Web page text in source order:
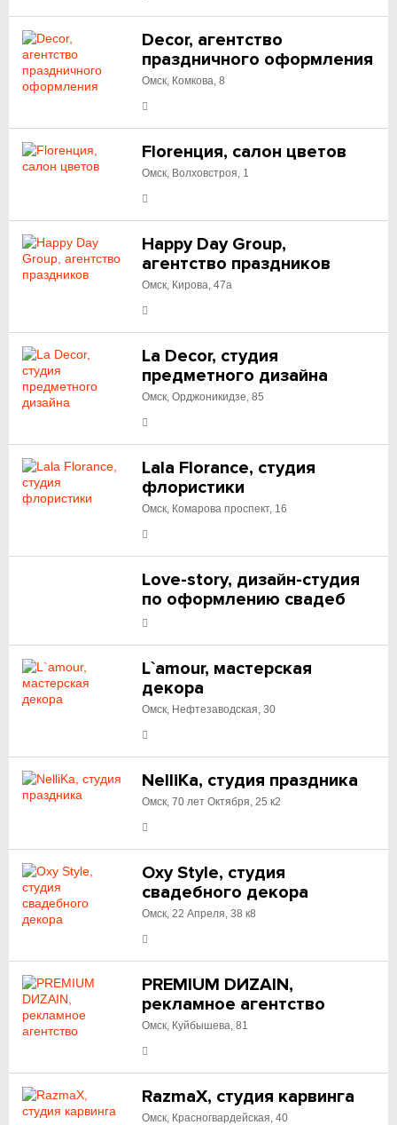
Decor, агентство
праздничного оформления
Омск, Комкова, 8
Floreнция, салон цветов
Омск, Волховстроя, 1
Happy Day Group,
агентство праздников
Омск, Кирова, 47а
La Decor, студия
предметного дизайна
Омск, Орджоникидзе, 85
Lala Florance, студия
флористики
Омск, Комарова проспект, 16
Love-story, дизайн-студия
по оформлению свадеб
L`amour, мастерская
декора
Омск, Нефтезаводская, 30
NelliKa, студия праздника
Омск, 70 лет Октября, 25 к2
Oxy Style, студия
свадебного декора
Омск, 22 Апреля, 38 к8
PREMIUM DИZAIN,
рекламное агентство
Омск, Куйбышева, 81
RazmaX, студия карвинга
Омск, Красногвардейская, 40